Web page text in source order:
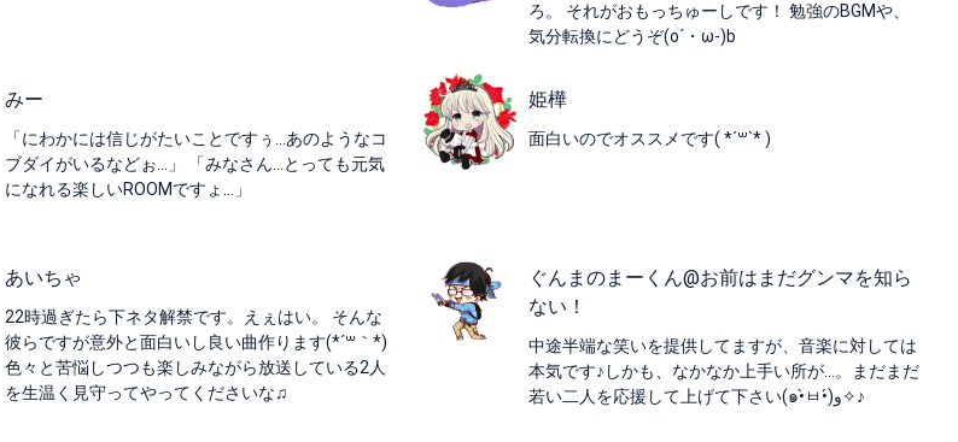
ろ。 それがおもっちゅーしです！ 勉強のBGMや、
気分転換にどうぞ(o´・ω-)b
みー
「にわかには信じがたいことですぅ…あのようなコ
ブダイがいるなどぉ…」 「みなさん…とっても元気
になれる楽しいROOMですょ…」
姫樺
面白いのでオススメです( *´꒳`* )
あいちゃ
22時過ぎたら下ネタ解禁です。えぇはい。 そんな
彼らですが意外と面白いし良い曲作ります(*´꒳​｀*)
色々と苦悩しつつも楽しみながら放送している2人
を生温く見守ってやってくださいな♫
ぐんまのまーくん@お前はまだグンマを知ら
ない！
中途半端な笑いを提供してますが、音楽に対しては
本気です♪しかも、なかなか上手い所が...。まだまだ
若い二人を応援して上げて下さい(๑•̀ㅂ•́)و✧♪